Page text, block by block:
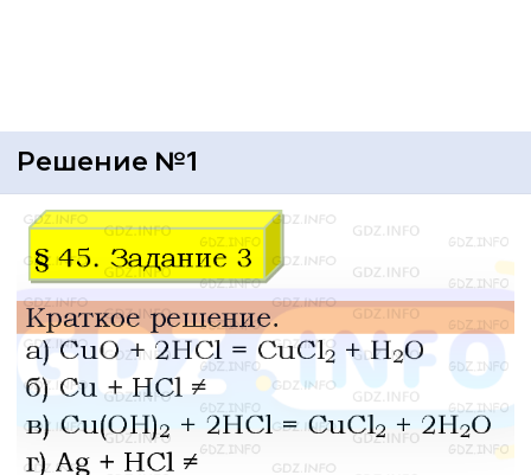
Решение №1